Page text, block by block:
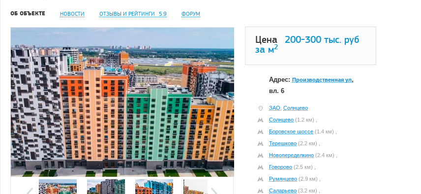
ОБ ОБЪЕКТЕ НОВОСТИ ОТЗЫВЫ И РЕЙТИНГИ 5.9 ФОРУМ
Добавить фотографию Изменено: 23.10.2025 Просмотров 29718
Цена 200-300 тыс. руб
за м2
Адрес: Производственная ул,
вл. 6
ЗАО Солнцево
Солнцево (1.2 км) ,
Боровское шоссе (1.4 км) ,
Терешково (2.2 км) ,
Новопеределкино (2.4 км) ,
Говорово (2.5 км) ,
Румянцево (2.9 км) ,
Саларьево (3.2 км) ,